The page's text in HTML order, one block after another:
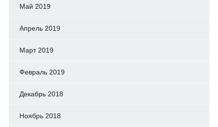
Май 2019
Апрель 2019
Март 2019
Февраль 2019
Декабрь 2018
Ноябрь 2018